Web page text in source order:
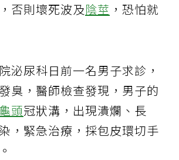
否則壞死波及陰莖 ，恐怕就
泌尿科日前一名男子求診，
臭，醫師檢查發現，男子的
龜頭冠狀溝，出現潰爛、長
，緊急治療，採包皮環切手